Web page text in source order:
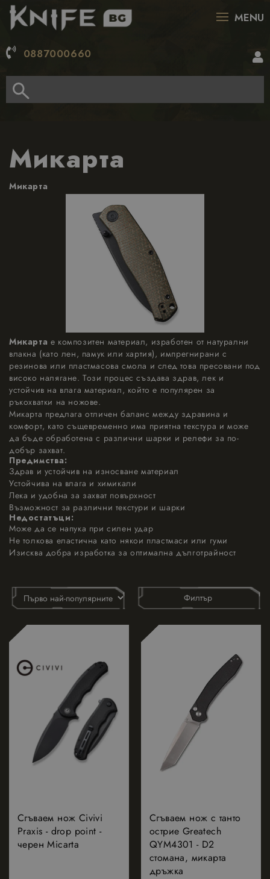
MENU
0887000660
Микарта
Микарта
Микарта е композитен материал, изработен от натурални
влакна (като лен, памук или хартия), импрегнирани с
резинова или пластмасова смола и след това пресовани под
високо налягане. Този процес създава здрав, лек и
устойчив на влага материал, който е популярен за
ръкохватки на ножове.
Микарта предлага отличен баланс между здравина и
комфорт, като същевременно има приятна текстура и може
да бъде обработена с различни шарки и релефи за по-
добър захват.
Предимства:
Здрав и устойчив на износване материал
Устойчива на влага и химикали
Лека и удобна за захват повърхност
Възможност за различни текстури и шарки
Недостатъци:
Може да се напука при силен удар
Не толкова еластична като някои пластмаси или гуми
Изисква добра изработка за оптимална дълготрайност
Филтър
Сгъваем нож Civivi
Praxis - drop point -
черен Micarta
Сгъваем нож с танто
острие Greatech
QYM4301 - D2
стомана, микарта
дръжка